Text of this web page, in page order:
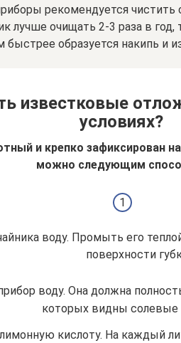
рекомендуется чистить
лучше очищать 2-3 раза в год,
быстрее образуется накипь и
известковые
условиях?
и крепко зафиксирован
можно следующим
воду. Промыть его
поверхности
воду. Она должна
которых видны солевые
кислоту. На каждый